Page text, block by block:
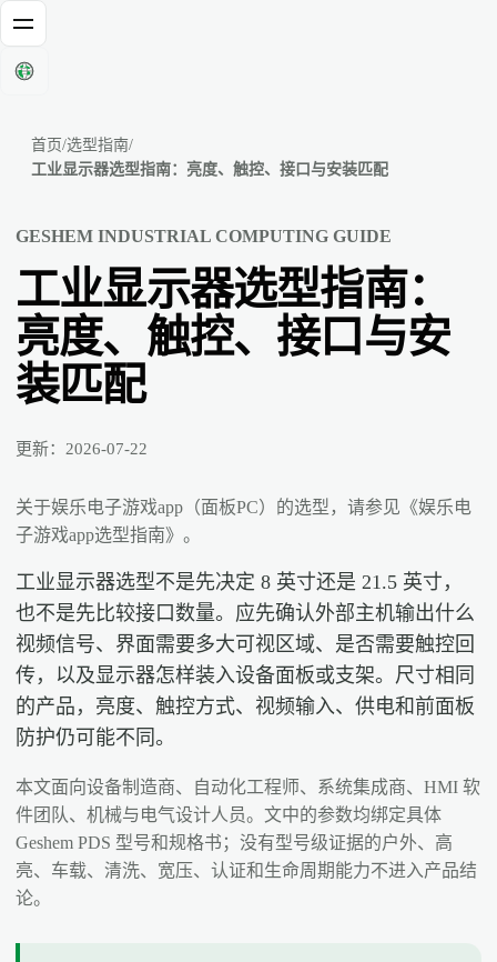
语言
首页/选型指南/
工业显示器选型指南：亮度、触控、接口与安装匹配
GESHEM INDUSTRIAL COMPUTING GUIDE
工业显示器选型指南：
亮度、触控、接口与安
装匹配
更新：2026-07-22
关于娱乐电子游戏app（面板PC）的选型，请参见《娱乐电
子游戏app选型指南》。
工业显示器选型不是先决定 8 英寸还是 21.5 英寸，
也不是先比较接口数量。应先确认外部主机输出什么
视频信号、界面需要多大可视区域、是否需要触控回
传，以及显示器怎样装入设备面板或支架。尺寸相同
的产品，亮度、触控方式、视频输入、供电和前面板
防护仍可能不同。
本文面向设备制造商、自动化工程师、系统集成商、HMI 软
件团队、机械与电气设计人员。文中的参数均绑定具体
Geshem PDS 型号和规格书；没有型号级证据的户外、高
亮、车载、清洗、宽压、认证和生命周期能力不进入产品结
论。